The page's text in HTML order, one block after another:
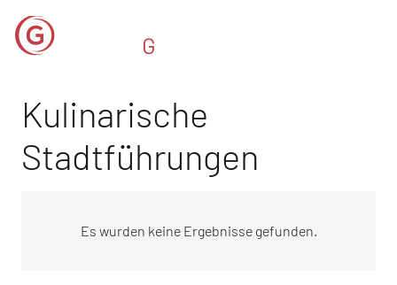
Kulinarische
Stadtführungen
Es wurden keine Ergebnisse gefunden.